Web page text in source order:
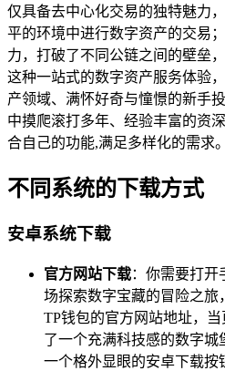
仅具备去中心化交易的独特魅力
平的环境中进行数字资产的交易
力，打破了不同公链之间的壁垒
这种一站式的数字资产服务体验
产领域、满怀好奇与憧憬的新手
中摸爬滚打多年、经验丰富的资
合自己的功能,满足多样化的需求。
不同系统的下载方式
安卓系统下载
官方网站下载：你需要打开
场探索数字宝藏的冒险之旅
TP钱包的官方网站地址，
了一个充满科技感的数字
一个格外显眼的安卓下载